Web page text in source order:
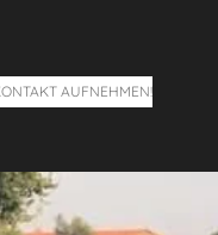
AUFNEHMEN!